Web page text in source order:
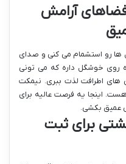
آرامش
ها رو استشمام می کنی و صدای
روی خوشگل داره که می تونی
های اطرافت لذت ببری. نیمکت
اینجا یه فرصت عالیه برای
عمیق بکشی.
برای ثبت